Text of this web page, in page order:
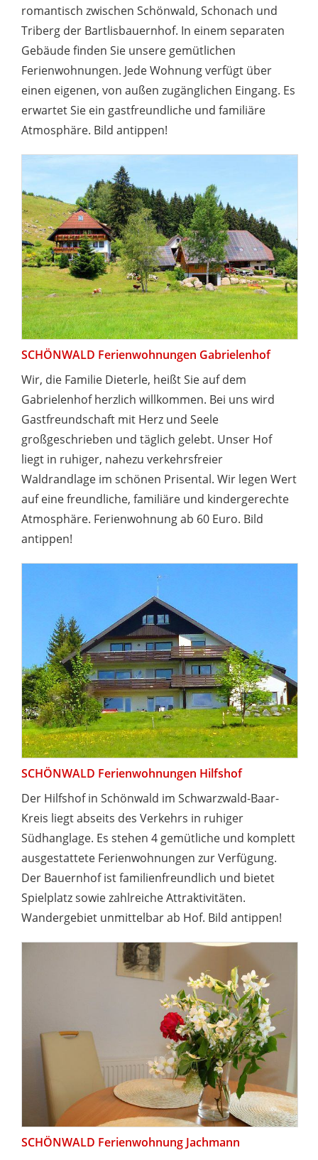
romantisch zwischen Schönwald, Schonach und
Triberg der Bartlisbauernhof. In einem separaten
Gebäude finden Sie unsere gemütlichen
Ferienwohnungen. Jede Wohnung verfügt über
einen eigenen, von außen zugänglichen Eingang. Es
erwartet Sie ein gastfreundliche und familiäre
Atmosphäre. Bild antippen!
SCHÖNWALD Ferienwohnungen Gabrielenhof
Wir, die Familie Dieterle, heißt Sie auf dem
Gabrielenhof herzlich willkommen. Bei uns wird
Gastfreundschaft mit Herz und Seele
großgeschrieben und täglich gelebt. Unser Hof
liegt in ruhiger, nahezu verkehrsfreier
Waldrandlage im schönen Prisental. Wir legen Wert
auf eine freundliche, familiäre und kindergerechte
Atmosphäre. Ferienwohnung ab 60 Euro. Bild
antippen!
SCHÖNWALD Ferienwohnungen Hilfshof
Der Hilfshof in Schönwald im Schwarzwald-Baar-
Kreis liegt abseits des Verkehrs in ruhiger
Südhanglage. Es stehen 4 gemütliche und komplett
ausgestattete Ferienwohnungen zur Verfügung.
Der Bauernhof ist familienfreundlich und bietet
Spielplatz sowie zahlreiche Attraktivitäten.
Wandergebiet unmittelbar ab Hof. Bild antippen!
SCHÖNWALD Ferienwohnung Jachmann